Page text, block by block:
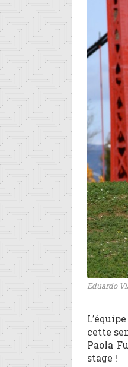
Eduardo
cette
Paola
stage !